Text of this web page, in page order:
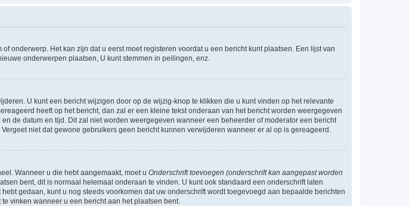
onderwerp. Het kan zijn dat u eerst moet registeren voordat u een bericht kunt plaatsen. Een lijst van
onderwerpen plaatsen, U kunt stemmen in peilingen, enz.
U kunt een bericht wijzigen door op de wijzig-knop te klikken die u kunt vinden op het relevante
heeft op het bericht, dan zal er een kleine tekst onderaan van het bericht worden weergegeven
de datum en tijd. Dit zal niet worden weergegeven wanneer een beheerder of moderator een bericht
niet dat gewone gebruikers geen bericht kunnen verwijderen wanneer er al op is gereageerd.
Wanneer u die hebt aangemaakt, moet u Onderschrift toevoegen (onderschrift kan aangepast worden
bent, dit is normaal helemaal onderaan te vinden. U kunt ook standaard een onderschrift laten
gedaan, kunt u nog steeds voorkomen dat uw onderschrift wordt toegevoegd aan bepaalde berichten
te vinken wanneer u een bericht aan het plaatsen bent.